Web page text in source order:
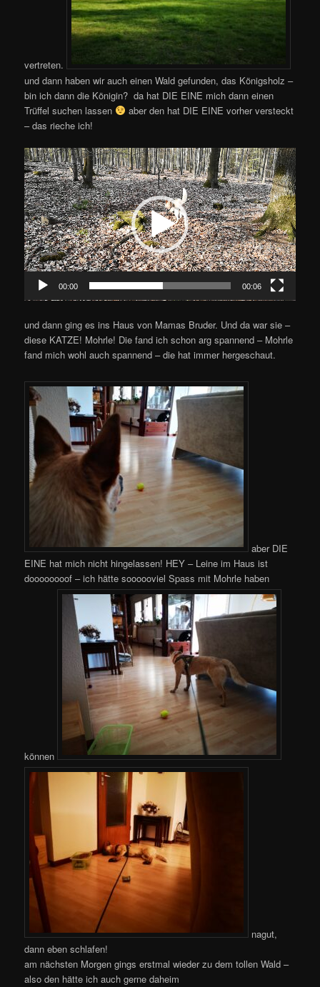
vertreten.
und dann haben wir auch einen Wald gefunden, das Königsholz –
bin ich dann die Königin? da hat DIE EINE mich dann einen
Trüffel suchen lassen
aber den hat DIE EINE vorher versteckt
– das rieche ich!
Video-
Player
00:00 00:06
und dann ging es ins Haus von Mamas Bruder. Und da war sie –
diese KATZE! Mohrle! Die fand ich schon arg spannend – Mohrle
fand mich wohl auch spannend – die hat immer hergeschaut.
aber DIE
EINE hat mich nicht hingelassen! HEY – Leine im Haus ist
doooooooof – ich hätte soooooviel Spass mit Mohrle haben
können
nagut,
dann eben schlafen!
am nächsten Morgen gings erstmal wieder zu dem tollen Wald –
also den hätte ich auch gerne daheim